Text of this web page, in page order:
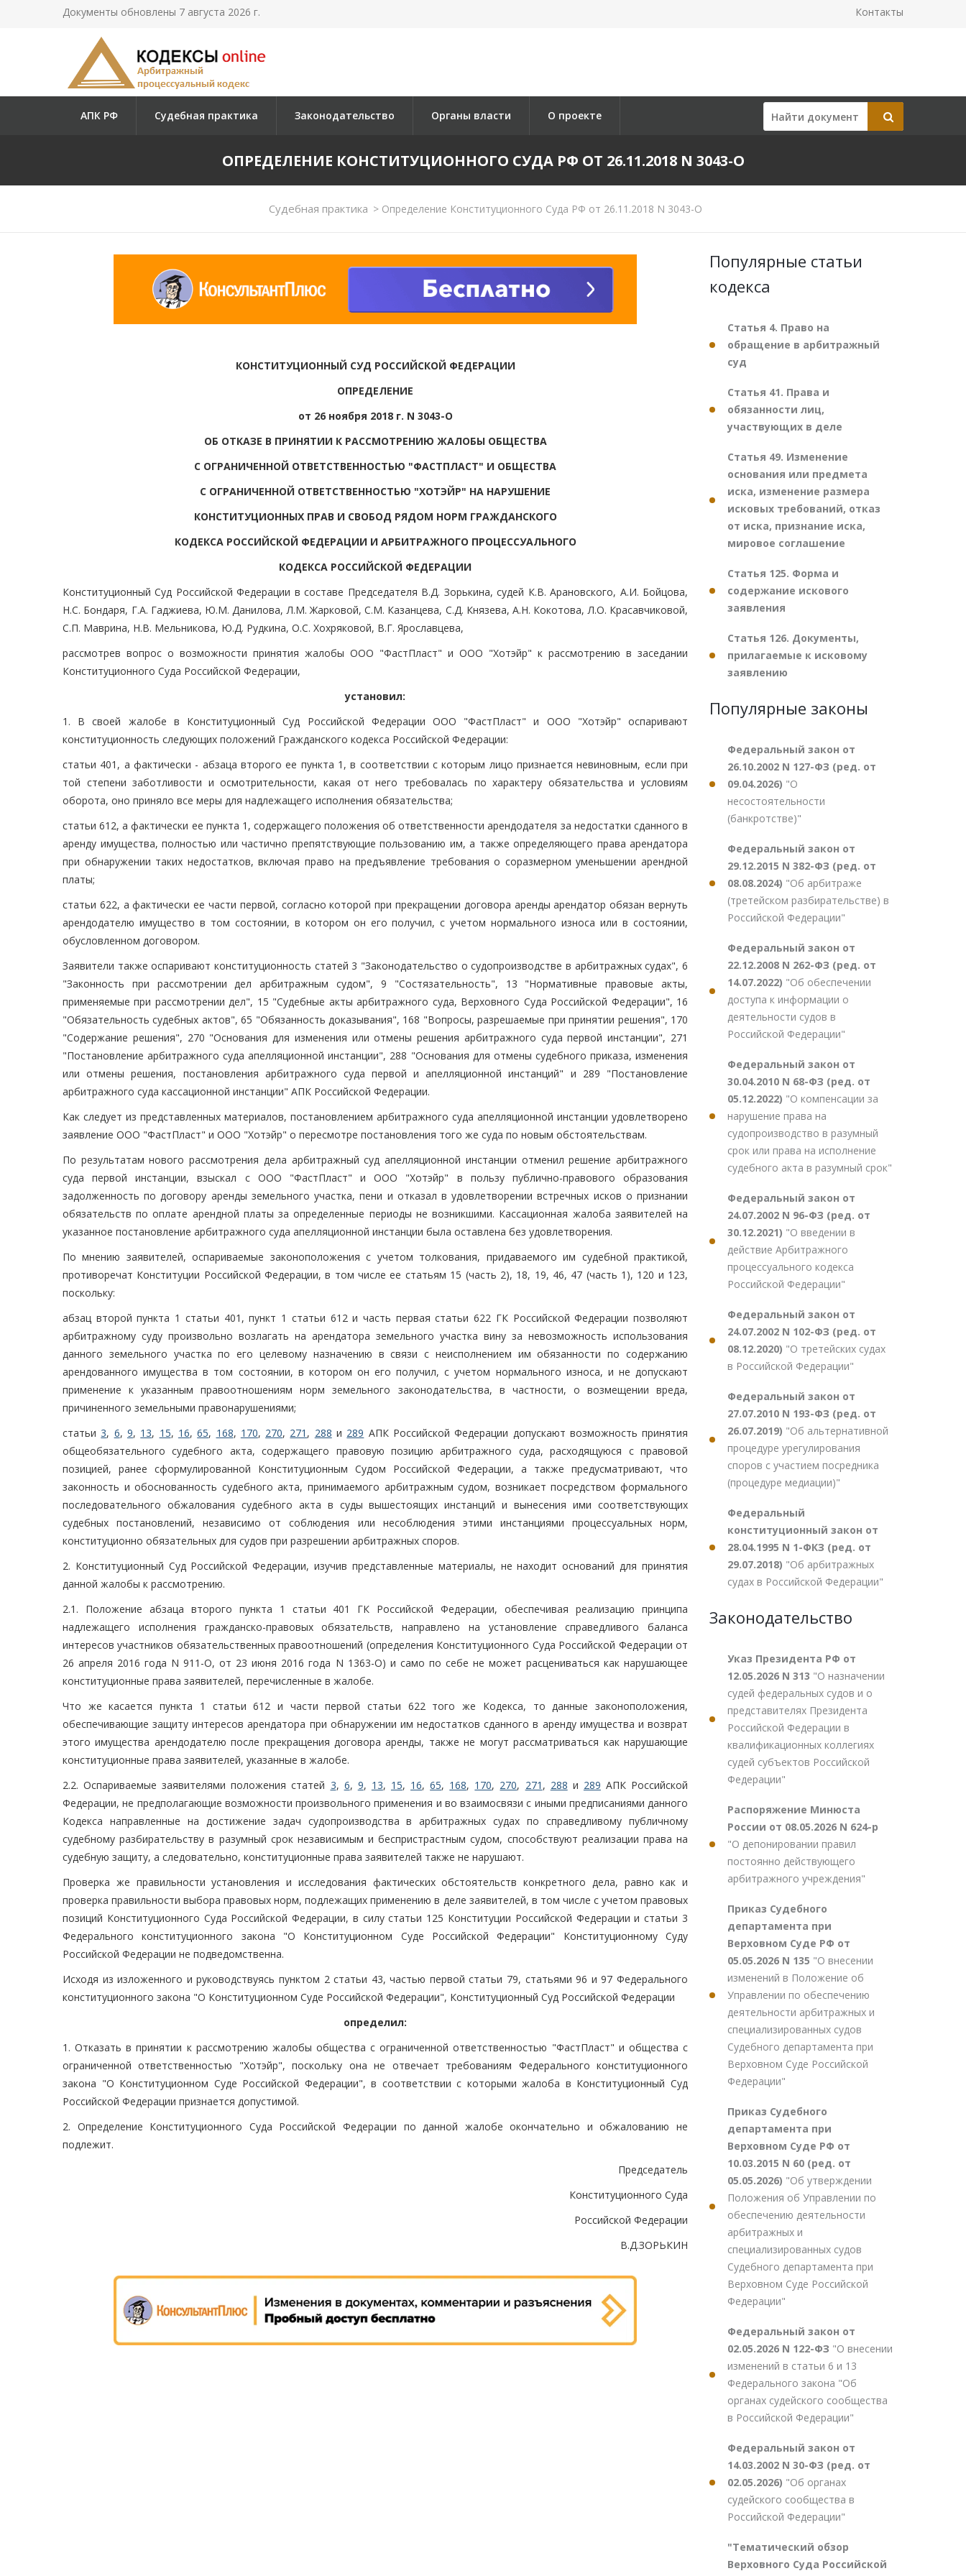
Документы обновлены 7 августа 2026 г. Контакты
АПК РФ Судебная практика Законодательство Органы власти О проекте
ОПРЕДЕЛЕНИЕ КОНСТИТУЦИОННОГО СУДА РФ ОТ 26.11.2018 N 3043-О
Судебная практика > Определение Конституционного Суда РФ от 26.11.2018 N 3043-О
КОНСТИТУЦИОННЫЙ СУД РОССИЙСКОЙ ФЕДЕРАЦИИ
ОПРЕДЕЛЕНИЕ
от 26 ноября 2018 г. N 3043-О
ОБ ОТКАЗЕ В ПРИНЯТИИ К РАССМОТРЕНИЮ ЖАЛОБЫ ОБЩЕСТВА
С ОГРАНИЧЕННОЙ ОТВЕТСТВЕННОСТЬЮ "ФАСТПЛАСТ" И ОБЩЕСТВА
С ОГРАНИЧЕННОЙ ОТВЕТСТВЕННОСТЬЮ "ХОТЭЙР" НА НАРУШЕНИЕ
КОНСТИТУЦИОННЫХ ПРАВ И СВОБОД РЯДОМ НОРМ ГРАЖДАНСКОГО
КОДЕКСА РОССИЙСКОЙ ФЕДЕРАЦИИ И АРБИТРАЖНОГО ПРОЦЕССУАЛЬНОГО
КОДЕКСА РОССИЙСКОЙ ФЕДЕРАЦИИ
Конституционный Суд Российской Федерации в составе Председателя В.Д. Зорькина, судей К.В. Арановского, А.И. Бойцова,
Н.С. Бондаря, Г.А. Гаджиева, Ю.М. Данилова, Л.М. Жарковой, С.М. Казанцева, С.Д. Князева, А.Н. Кокотова, Л.О. Красавчиковой,
С.П. Маврина, Н.В. Мельникова, Ю.Д. Рудкина, О.С. Хохряковой, В.Г. Ярославцева,
рассмотрев вопрос о возможности принятия жалобы ООО "ФастПласт" и ООО "Хотэйр" к рассмотрению в заседании
Конституционного Суда Российской Федерации,
установил:
1. В своей жалобе в Конституционный Суд Российской Федерации ООО "ФастПласт" и ООО "Хотэйр" оспаривают
конституционность следующих положений Гражданского кодекса Российской Федерации:
статьи 401, а фактически - абзаца второго ее пункта 1, в соответствии с которым лицо признается невиновным, если при
той степени заботливости и осмотрительности, какая от него требовалась по характеру обязательства и условиям
оборота, оно приняло все меры для надлежащего исполнения обязательства;
статьи 612, а фактически ее пункта 1, содержащего положения об ответственности арендодателя за недостатки сданного в
аренду имущества, полностью или частично препятствующие пользованию им, а также определяющего права арендатора
при обнаружении таких недостатков, включая право на предъявление требования о соразмерном уменьшении арендной
платы;
статьи 622, а фактически ее части первой, согласно которой при прекращении договора аренды арендатор обязан вернуть
арендодателю имущество в том состоянии, в котором он его получил, с учетом нормального износа или в состоянии,
обусловленном договором.
Заявители также оспаривают конституционность статей 3 "Законодательство о судопроизводстве в арбитражных судах", 6
"Законность при рассмотрении дел арбитражным судом", 9 "Состязательность", 13 "Нормативные правовые акты,
применяемые при рассмотрении дел", 15 "Судебные акты арбитражного суда, Верховного Суда Российской Федерации", 16
"Обязательность судебных актов", 65 "Обязанность доказывания", 168 "Вопросы, разрешаемые при принятии решения", 170
"Содержание решения", 270 "Основания для изменения или отмены решения арбитражного суда первой инстанции", 271
"Постановление арбитражного суда апелляционной инстанции", 288 "Основания для отмены судебного приказа, изменения
или отмены решения, постановления арбитражного суда первой и апелляционной инстанций" и 289 "Постановление
арбитражного суда кассационной инстанции" АПК Российской Федерации.
Как следует из представленных материалов, постановлением арбитражного суда апелляционной инстанции удовлетворено
заявление ООО "ФастПласт" и ООО "Хотэйр" о пересмотре постановления того же суда по новым обстоятельствам.
По результатам нового рассмотрения дела арбитражный суд апелляционной инстанции отменил решение арбитражного
суда первой инстанции, взыскал с ООО "ФастПласт" и ООО "Хотэйр" в пользу публично-правового образования
задолженность по договору аренды земельного участка, пени и отказал в удовлетворении встречных исков о признании
обязательств по оплате арендной платы за определенные периоды не возникшими. Кассационная жалоба заявителей на
указанное постановление арбитражного суда апелляционной инстанции была оставлена без удовлетворения.
По мнению заявителей, оспариваемые законоположения с учетом толкования, придаваемого им судебной практикой,
противоречат Конституции Российской Федерации, в том числе ее статьям 15 (часть 2), 18, 19, 46, 47 (часть 1), 120 и 123,
поскольку:
абзац второй пункта 1 статьи 401, пункт 1 статьи 612 и часть первая статьи 622 ГК Российской Федерации позволяют
арбитражному суду произвольно возлагать на арендатора земельного участка вину за невозможность использования
данного земельного участка по его целевому назначению в связи с неисполнением им обязанности по содержанию
арендованного имущества в том состоянии, в котором он его получил, с учетом нормального износа, и не допускают
применение к указанным правоотношениям норм земельного законодательства, в частности, о возмещении вреда,
причиненного земельными правонарушениями;
статьи3, 6, 9, 13, 15, 16,65, 168, 170, 270, 271 , 288 и 289 АПК Российской Федерации допускают возможность принятия
общеобязательного судебного акта, содержащего правовую позицию арбитражного суда, расходящуюся с правовой
позицией, ранее сформулированной Конституционным Судом Российской Федерации, а также предусматривают, что
законность и обоснованность судебного акта, принимаемого арбитражным судом, возникает посредством формального
последовательного обжалования судебного акта в суды вышестоящих инстанций и вынесения ими соответствующих
судебных постановлений, независимо от соблюдения или несоблюдения этими инстанциями процессуальных норм,
конституционно обязательных для судов при разрешении арбитражных споров.
2. Конституционный Суд Российской Федерации, изучив представленные материалы, не находит оснований для принятия
данной жалобы к рассмотрению.
2.1. Положение абзаца второго пункта 1 статьи 401 ГК Российской Федерации, обеспечивая реализацию принципа
надлежащего исполнения гражданско-правовых обязательств, направлено на установление справедливого баланса
интересов участников обязательственных правоотношений (определения Конституционного Суда Российской Федерации от
26 апреля 2016 года N 911-О, от 23 июня 2016 года N 1363-О) и само по себе не может расцениваться как нарушающее
конституционные права заявителей, перечисленные в жалобе.
Что же касается пункта 1 статьи 612 и части первой статьи 622 того же Кодекса, то данные законоположения,
обеспечивающие защиту интересов арендатора при обнаружении им недостатков сданного в аренду имущества и возврат
этого имущества арендодателю после прекращения договора аренды, также не могут рассматриваться как нарушающие
конституционные права заявителей, указанные в жалобе.
2.2. Оспариваемые заявителями положения статей 3, 6, 9, 13, 15, 16,65, 168, 170, 270, 271 , 288 и 289 АПК Российской
Федерации, не предполагающие возможности произвольного применения и во взаимосвязи с иными предписаниями данного
Кодекса направленные на достижение задач судопроизводства в арбитражных судах по справедливому публичному
судебному разбирательству в разумный срок независимым и беспристрастным судом, способствуют реализации права на
судебную защиту, а следовательно, конституционные права заявителей также не нарушают.
Проверка же правильности установления и исследования фактических обстоятельств конкретного дела, равно как и
проверка правильности выбора правовых норм, подлежащих применению в деле заявителей, в том числе с учетом правовых
позиций Конституционного Суда Российской Федерации, в силу статьи 125 Конституции Российской Федерации и статьи 3
Федерального конституционного закона "О Конституционном Суде Российской Федерации" Конституционному Суду
Российской Федерации не подведомственна.
Исходя из изложенного и руководствуясь пунктом 2 статьи 43, частью первой статьи 79, статьями 96 и 97 Федерального
конституционного закона "О Конституционном Суде Российской Федерации", Конституционный Суд Российской Федерации
определил:
1. Отказать в принятии к рассмотрению жалобы общества с ограниченной ответственностью "ФастПласт" и общества с
ограниченной ответственностью "Хотэйр", поскольку она не отвечает требованиям Федерального конституционного
закона "О Конституционном Суде Российской Федерации", в соответствии с которыми жалоба в Конституционный Суд
Российской Федерации признается допустимой.
2. Определение Конституционного Суда Российской Федерации по данной жалобе окончательно и обжалованию не
подлежит.
Председатель
Конституционного Суда
Российской Федерации
В.Д.ЗОРЬКИН
Популярные статьи
кодекса
Статья 4. Право на
обращение в арбитражный
суд
Статья 41. Права и
обязанности лиц,
участвующих в деле
Статья 49. Изменение
основания или предмета
иска, изменение размера
исковых требований, отказ
от иска, признание иска,
мировое соглашение
Статья 125. Форма и
содержание искового
заявления
Статья 126. Документы,
прилагаемые к исковому
заявлению
Популярные законы
Федеральный закон от
26.10.2002 N 127-ФЗ (ред. от
09.04.2026) "О
несостоятельности
(банкротстве)"
Федеральный закон от
29.12.2015 N 382-ФЗ (ред. от
08.08.2024) "Об арбитраже
(третейском разбирательстве) в
Российской Федерации"
Федеральный закон от
22.12.2008 N 262-ФЗ (ред. от
14.07.2022) "Об обеспечении
доступа к информации о
деятельности судов в
Российской Федерации"
Федеральный закон от
30.04.2010 N 68-ФЗ (ред. от
05.12.2022) "О компенсации за
нарушение права на
судопроизводство в разумный
срок или права на исполнение
судебного акта в разумный срок"
Федеральный закон от
24.07.2002 N 96-ФЗ (ред. от
30.12.2021) "О введении в
действие Арбитражного
процессуального кодекса
Российской Федерации"
Федеральный закон от
24.07.2002 N 102-ФЗ (ред. от
08.12.2020) "О третейских судах
в Российской Федерации"
Федеральный закон от
27.07.2010 N 193-ФЗ (ред. от
26.07.2019) "Об альтернативной
процедуре урегулирования
споров с участием посредника
(процедуре медиации)"
Федеральный
конституционный закон от
28.04.1995 N 1-ФКЗ (ред. от
29.07.2018) "Об арбитражных
судах в Российской Федерации"
Законодательство
Указ Президента РФ от
12.05.2026 N 313 "О назначении
судей федеральных судов и о
представителях Президента
Российской Федерации в
квалификационных коллегиях
судей субъектов Российской
Федерации"
Распоряжение Минюста
России от 08.05.2026 N 624-р
"О депонировании правил
постоянно действующего
арбитражного учреждения"
Приказ Судебного
департамента при
Верховном Суде РФ от
05.05.2026 N 135 "О внесении
изменений в Положение об
Управлении по обеспечению
деятельности арбитражных и
специализированных судов
Судебного департамента при
Верховном Суде Российской
Федерации"
Приказ Судебного
департамента при
Верховном Суде РФ от
10.03.2015 N 60 (ред. от
05.05.2026) "Об утверждении
Положения об Управлении по
обеспечению деятельности
арбитражных и
специализированных судов
Судебного департамента при
Верховном Суде Российской
Федерации"
Федеральный закон от
02.05.2026 N 122-ФЗ "О внесении
изменений в статьи 6 и 13
Федерального закона "Об
органах судейского сообщества
в Российской Федерации"
Федеральный закон от
14.03.2002 N 30-ФЗ (ред. от
02.05.2026) "Об органах
судейского сообщества в
Российской Федерации"
"Тематический обзор
Верховного Суда Российской